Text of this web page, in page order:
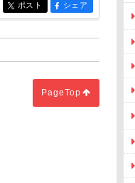
entry517
ポスト entry517
シェア
PageTop
内装のオプションについ
画！不安の原因はどこにあ